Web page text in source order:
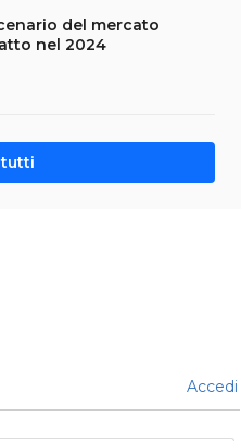
del mercato
nel 2024
tutti
Accedi